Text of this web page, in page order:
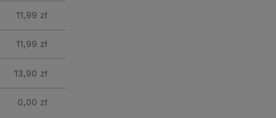
11,99 zł
11,99 zł
13,90 zł
0,00 zł